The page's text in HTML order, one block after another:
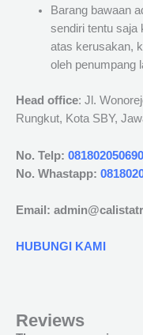
Barang bawaan
sendiri tentu saja
atas kerusakan,
oleh penumpang
Head office: Jl.
Rungkut, Kota SBY,
No. Telp: 081802050690
No. Whastapp:
Email:
HUBUNGI KAMI
Reviews